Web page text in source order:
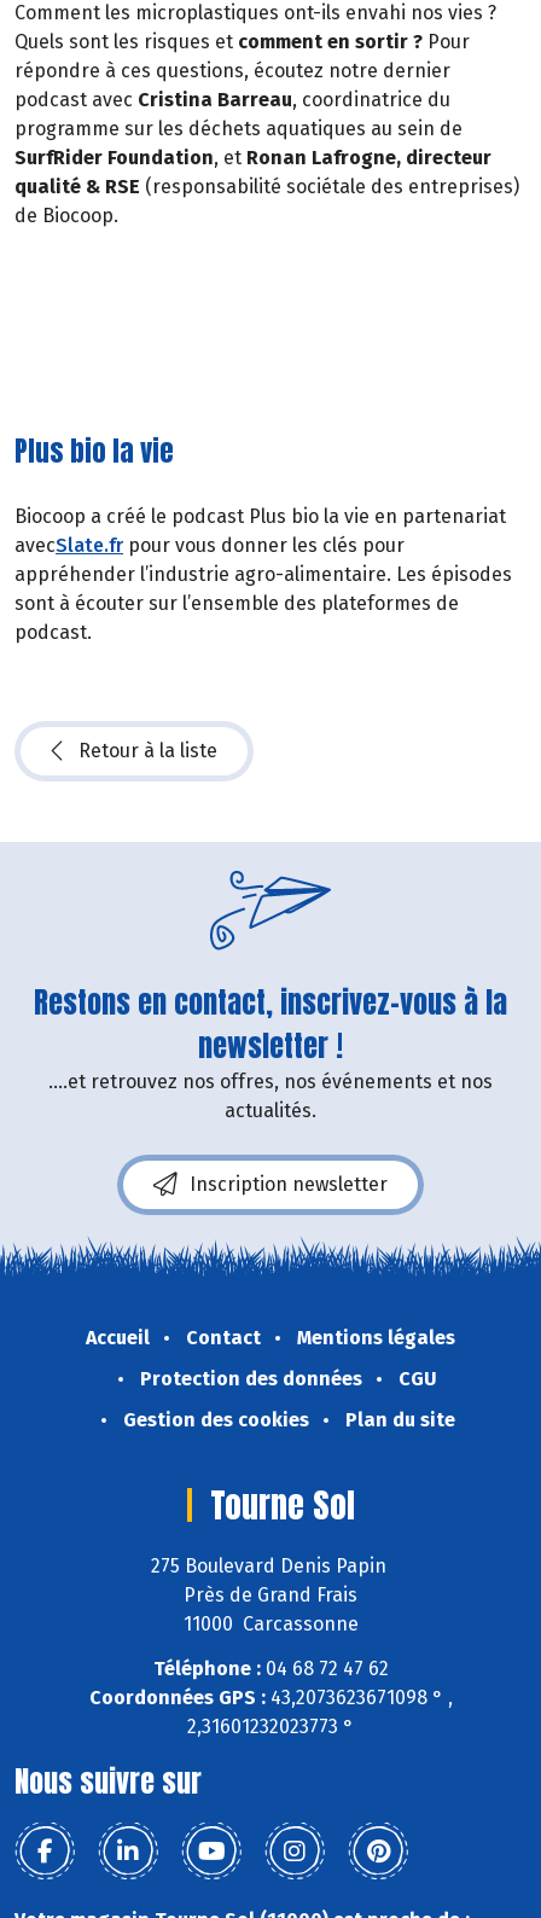
Comment les microplastiques ont-ils envahi nos vies ?
Quels sont les risques et comment en sortir ? Pour
répondre à ces questions, écoutez notre dernier
podcast avec Cristina Barreau, coordinatrice du
programme sur les déchets aquatiques au sein de
SurfRider Foundation, et Ronan Lafrogne, directeur
qualité & RSE (responsabilité sociétale des entreprises)
de Biocoop.
Plus bio la vie
Biocoop a créé le podcast Plus bio la vie en partenariat
avecSlate.fr pour vous donner les clés pour
appréhender l’industrie agro-alimentaire. Les épisodes
sont à écouter sur l’ensemble des plateformes de
podcast.
Retour à la liste
Restons en contact, inscrivez-vous à la
newsletter !
....et retrouvez nos offres, nos événements et nos
actualités.
Inscription newsletter
Accueil Contact
Mentions légales
Protection des données
CGU
Gestion des cookies
Plan du site
Tourne Sol
275 Boulevard Denis Papin
Près de Grand Frais
11000 Carcassonne
Téléphone :04 68 72 47 62
Coordonnées GPS :43,2073623671098 ° ,
2,31601232023773 °
Nous suivre sur